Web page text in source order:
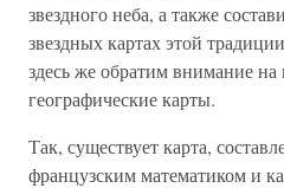
звездного неба, а также
звездных картах этой
здесь же обратим внимание на
географические карты.
Так, существует карта,
французским математиком и